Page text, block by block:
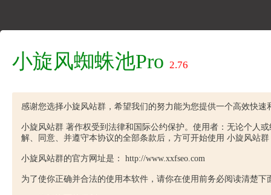
小旋风蜘蛛池Pro 2.76